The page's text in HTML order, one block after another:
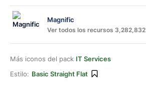
Magnific
Ver todos los recursos 3,282,832
Más iconos del pack IT Services
Estilo: Basic Straight Flat